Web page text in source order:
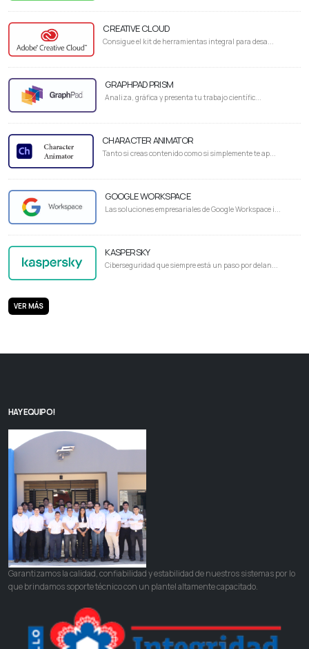
CREATIVE CLOUD
Consigue el kit de herramientas integral para desa...
GRAPHPAD PRISM
Analiza, gráfica y presenta tu trabajo científic...
CHARACTER ANIMATOR
Tanto si creas contenido como si simplemente te ap...
GOOGLE WORKSPACE
Las soluciones empresariales de Google Workspace i...
KASPERSKY
Ciberseguridad que siempre está un paso por delan...
VER MÁS
HAY EQUIPO!
Garantizamos la calidad, confiabilidad y estabilidad de nuestros sistemas por lo
que brindamos soporte técnico con un plantel altamente capacitado.